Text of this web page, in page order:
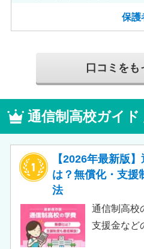
保護
口コミをも
通信制高校ガイ
【2026年最新版
は？無償化・支援
法
通信制高校
支援金など